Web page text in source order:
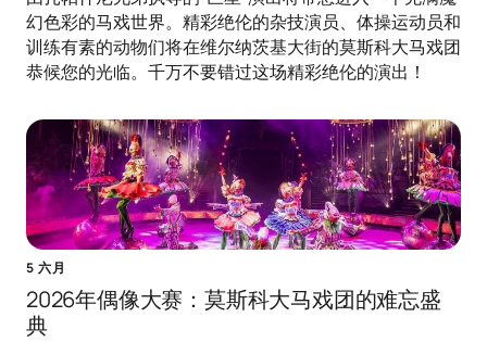
幻色彩的马戏世界。精彩绝伦的杂技演员、体操运动员和
训练有素的动物们将在维尔纳茨基大街的莫斯科大马戏团
恭候您的光临。千万不要错过这场精彩绝伦的演出！
5 六月
2026年偶像大赛：莫斯科大马戏团的难忘盛
典